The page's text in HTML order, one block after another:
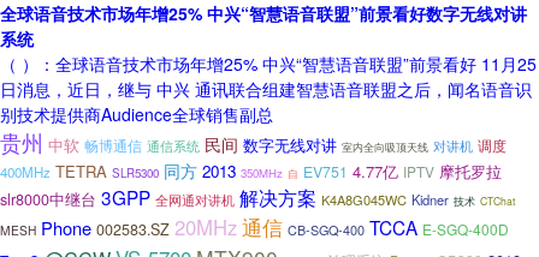
全球语音技术市场年增25% 中兴“智慧语音联盟”前景看好数字无线对讲
系统
（ ）：全球语音技术市场年增25% 中兴“智慧语音联盟”前景看好 11月25
日消息，近日，继与 中兴 通讯联合组建智慧语音联盟之后，闻名语音识
别技术提供商Audience全球销售副总
贵州 中软 畅博通信 通信系统 民间 数字无线对讲 室内全向吸顶天线 对讲机 调度
400MHz TETRA SLR5300 同方 2013 350MHz 自 EV751 4.77亿 IPTV 摩托罗拉
slr8000中继台 3GPP 全网通对讲机 解决方案 K4A8G045WC Kidner 技术 CTChat
MESH Phone 002583.SZ 20MHz通信 CB-SGQ-400 TCCA E-SGQ-400D